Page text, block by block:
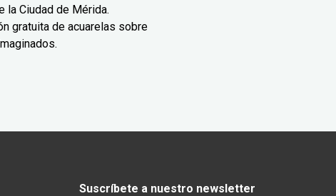
la Ciudad de Mérida.
gratuita de acuarelas sobre
Suscríbete a nuestro newsletter